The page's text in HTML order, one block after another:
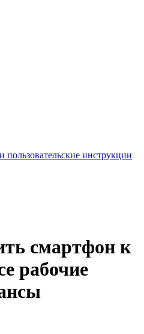
инструкции
смартфон к
рабочие